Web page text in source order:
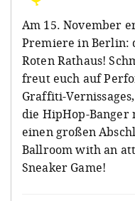
Am 15. November
Premiere in Berlin:
Roten Rathaus!
freut euch auf
Graffiti-
die HipHop-
einen großen
Ballroom with an
Sneaker Game!